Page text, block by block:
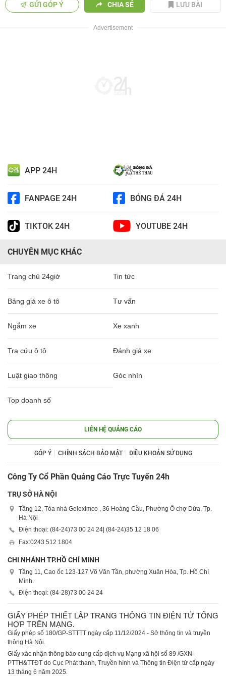
GỬI GÓP Ý CHIA SẺ LƯU BÀI
APP 24H
FANPAGE 24H BÓNG ĐÁ 24H
TIKTOK 24H YOUTUBE 24H
CHUYÊN MỤC KHÁC
Trang chủ 24giờ Tin tức
Bảng giá xe ô tô Tư vấn
Ngắm xe Xe xanh
Tra cứu ô tô Đánh giá xe
Luật giao thông Góc nhìn
Top doanh số
LIÊN HỆ QUẢNG CÁO
GÓP Ý CHÍNH SÁCH BẢO MẬT ĐIỀU KHOẢN SỬ DỤNG
Công Ty Cổ Phần Quảng Cáo Trực Tuyến 24h
TRỤ SỞ HÀ NỘI
Tầng 12, Tòa nhà Geleximco , 36 Hoàng Cầu, Phường Ô chợ Dừa, Tp.
Hà Nội
Điện thoại: (84-24)73 00 24 24 | (84-24)35 12 18 06
Fax:0243 512 1804
CHI NHÁNH TP.HỒ CHÍ MINH
Tầng 11, Cao ốc 123-127 Võ Văn Tần, phường Xuân Hòa, Tp. Hồ Chí
Minh.
Điện thoại: (84-28)73 00 24 24
GIẤY PHÉP THIẾT LẬP TRANG THÔNG TIN ĐIỆN TỬ TỔNG
HỢP TRÊN MẠNG.
Giấy phép số 180/GP-STTTT ngày cấp 11/12/2024 - Sở thông tin và truyền
thông Hà Nội.
Giấy xác nhận thông báo cung cấp dịch vụ Mạng xã hội số 89 /GXN-
PTTH&TTĐT do Cục Phát thanh, Truyền hình và Thông tin Điện tử cấp ngày
13 tháng 6 năm 2025.